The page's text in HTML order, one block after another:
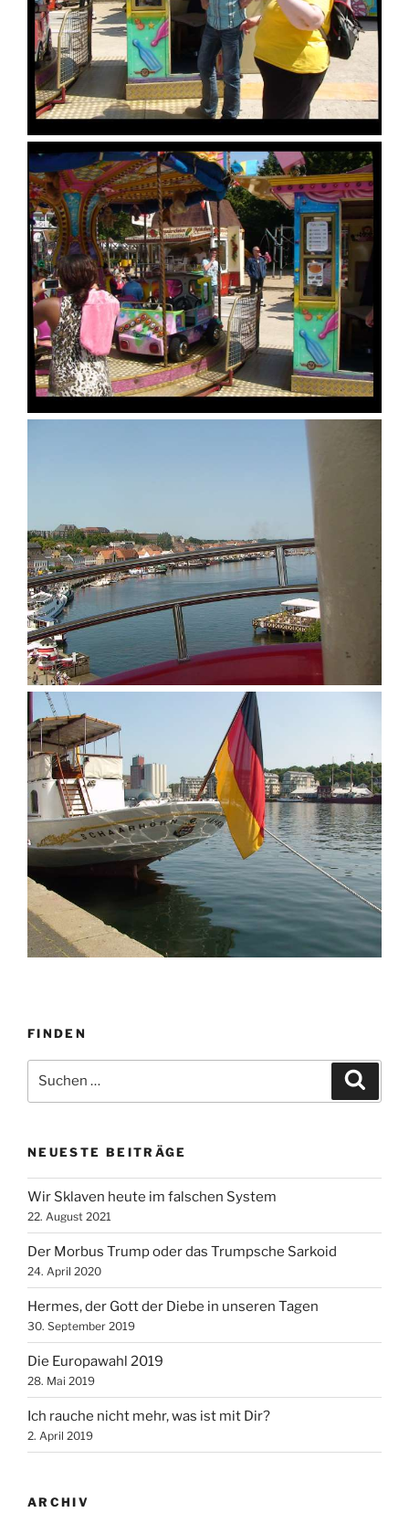
FINDEN
nach:
NEUESTE BEITRÄGE
Wir Sklaven heute im falschen System
22. August 2021
Der Morbus Trump oder das Trumpsche Sarkoid
24. April 2020
Hermes, der Gott der Diebe in unseren Tagen
30. September 2019
Die Europawahl 2019
28. Mai 2019
Ich rauche nicht mehr, was ist mit Dir?
2. April 2019
ARCHIV